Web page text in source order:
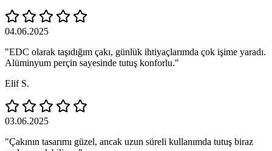
04.06.2025
"EDC olarak taşıdığım çakı, günlük ihtiyaçlarımda çok işime yaradı.
Alüminyum perçin sayesinde tutuş konforlu."
Elif S.
03.06.2025
"Çakının tasarımı güzel, ancak uzun süreli kullanımda tutuş biraz